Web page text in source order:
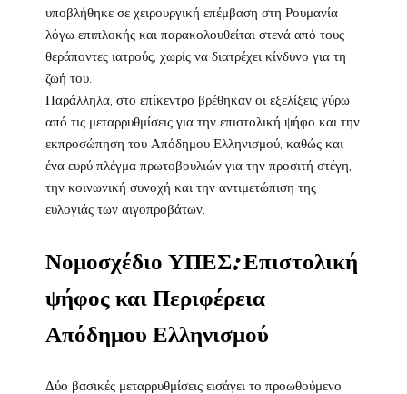
υποβλήθηκε σε χειρουργική επέμβαση στη Ρουμανία
λόγω επιπλοκής και παρακολουθείται στενά από τους
θεράποντες ιατρούς, χωρίς να διατρέχει κίνδυνο για τη
ζωή του.
Παράλληλα, στο επίκεντρο βρέθηκαν οι εξελίξεις γύρω
από τις μεταρρυθμίσεις για την επιστολική ψήφο και την
εκπροσώπηση του Απόδημου Ελληνισμού, καθώς και
ένα ευρύ πλέγμα πρωτοβουλιών για την προσιτή στέγη,
την κοινωνική συνοχή και την αντιμετώπιση της
ευλογιάς των αιγοπροβάτων.
Νομοσχέδιο ΥΠΕΣ: Επιστολική
ψήφος και Περιφέρεια
Απόδημου Ελληνισμού
Δύο βασικές μεταρρυθμίσεις εισάγει το προωθούμενο